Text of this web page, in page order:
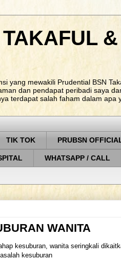
yang mewakili Prudential BSN
dan pendapat peribadi saya
terdapat salah faham dalam apa
TIK TOK PRUBSN
WHATSAPP / CALL
WANITA
kesuburan, wanita seringkali
kesuburan